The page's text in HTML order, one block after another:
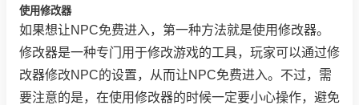
使用修改器
如果想让NPC免费进入，第一种方法就是使用修改器。
修改器是一种专门用于修改游戏的工具，玩家可以通过修
改器修改NPC的设置，从而让NPC免费进入。不过，需
要注意的是，在使用修改器的时候一定要小心操作，避免